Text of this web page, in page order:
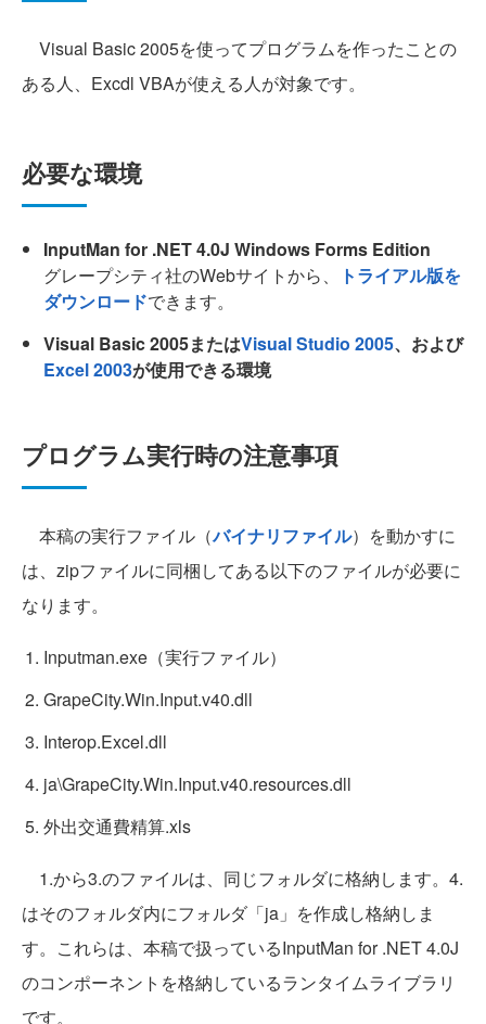
Visual Basic 2005を使ってプログラムを作ったことの
ある人、Excdl VBAが使える人が対象です。
必要な環境
InputMan for .NET 4.0J Windows Forms Edition
グレープシティ社のWebサイトから、
トライアル版を
ダウンロードできます。
Visual Basic 2005またはVisual Studio 2005、および
Excel 2003が使用できる環境
プログラム実行時の注意事項
本稿の実行ファイル（バイナリファイル）を動かすに
は、zipファイルに同梱してある以下のファイルが必要に
なります。
Inputman.exe（実行ファイル）
GrapeCity.Win.Input.v40.dll
Interop.Excel.dll
ja\GrapeCity.Win.Input.v40.resources.dll
外出交通費精算.xls
1.から3.のファイルは、同じフォルダに格納します。4.
はそのフォルダ内にフォルダ「ja」を作成し格納しま
す。これらは、本稿で扱っているInputMan for .NET 4.0J
のコンポーネントを格納しているランタイムライブラリ
です。